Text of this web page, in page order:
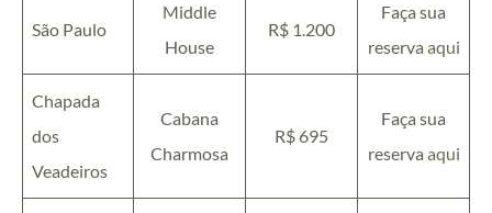
São Paulo
Middle
House
R$ 1.200
Faça sua
reserva aqui
Chapada
dos
Veadeiros
Cabana
Charmosa
R$ 695
Faça sua
reserva aqui